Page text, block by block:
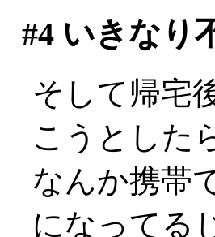
#4いきなり
そして帰宅
こうとした
なんか携帯
になってる